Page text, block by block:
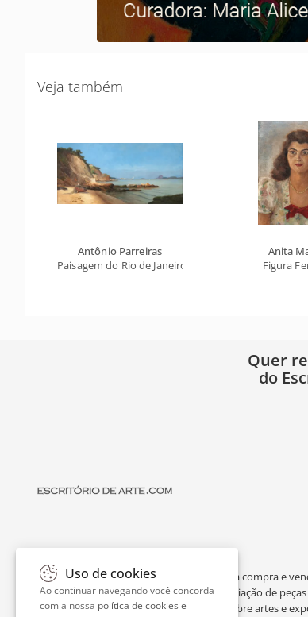
Veja também
Antônio Parreiras
Paisagem do Rio de Janeiro
Anita
Figura
Quer
do
O Escritório de Arte é um portal dedicado à compra e
obras de arte de artistas consagrados, avaliação de peças
individuais ou de espólios, curiosidades sobre artes e
Uso de cookies
Ao continuar navegando você concorda
com a nossa política de cookies e